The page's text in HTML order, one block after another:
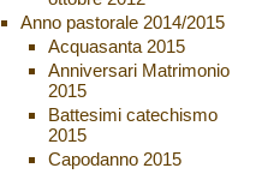
Anno pastorale 2014/2015
Acquasanta 2015
Anniversari Matrimonio
2015
Battesimi catechismo
2015
Capodanno 2015